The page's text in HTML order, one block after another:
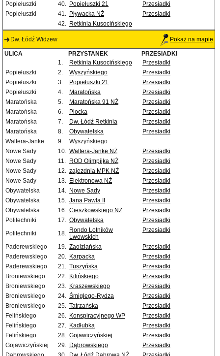
Popiełuszki 40. Popiełuszki 21
Przesiadki
Popiełuszki
41. Pływacka NŻ
Przesiadki
42. Retkinia Kusocińskiego
Dw. Łódź Widzew Pokaż na mapie
ULICA PRZYSTANEK
PRZESIADKI
1.
Retkinia Kusocińskiego
Przesiadki
Popiełuszki
2. Wyszyńskiego
Przesiadki
Popiełuszki
3. Popiełuszki 21
Przesiadki
Popiełuszki
4. Maratońska
Przesiadki
Maratońska
5. Maratońska 91 NŻ
Przesiadki
Maratońska
6. Plocka
Przesiadki
Maratońska
7. Dw. Łódź Retkinia
Przesiadki
Maratońska
8. Obywatelska
Przesiadki
Waltera-Janke
9.
Wyszyńskiego
Nowe Sady
10. Waltera-Janke NŻ
Przesiadki
Nowe Sady
11. ROD Olimpijka NŻ
Przesiadki
Nowe Sady
12. zajezdnia MPK NŻ
Przesiadki
Nowe Sady
13. Elektronowa NŻ
Przesiadki
Obywatelska
14. Nowe Sady
Przesiadki
Obywatelska
15. Jana Pawła II
Przesiadki
Obywatelska
16. Cieszkowskiego NŻ
Przesiadki
Politechniki
17. Obywatelska
Przesiadki
Politechniki
18. Rondo Lotników
Lwowskich
Przesiadki
Paderewskiego 19. Zaolziańska
Przesiadki
Paderewskiego
20. Karpacka
Przesiadki
Paderewskiego
21. Tuszyńska
Przesiadki
Broniewskiego
22. Kilińskiego
Przesiadki
Broniewskiego
23. Kraszewskiego
Przesiadki
Broniewskiego
24. Śmigłego-Rydza
Przesiadki
Broniewskiego
25. Tatrzańska
Przesiadki
Felińskiego
26. Konspiracyjnego WP
Przesiadki
Felińskiego
27. Kadłubka
Przesiadki
Felińskiego
28. Gojawiczyńskiej
Przesiadki
Gojawiczyńskiej
29. Dąbrowskiego
Przesiadki